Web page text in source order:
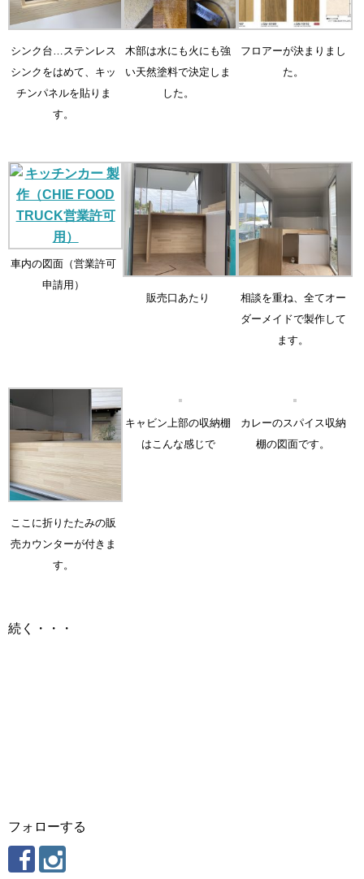
シンク台…ステンレス
シンクをはめて、キッ
チンパネルを貼りま
す。
木部は水にも火にも強
い天然塗料で決定しま
した。
フロアーが決まりまし
た。
車内の図面（営業許可
申請用）
販売口あたり
相談を重ね、全てオー
ダーメイドで製作して
ます。
ここに折りたたみの販
売カウンターが付きま
す。
キャビン上部の収納棚
はこんな感じで
カレーのスパイス収納
棚の図面です。
続く・・・
フォローする